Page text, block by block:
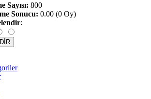
Sayısı: 800
Sonucu: 0.00 (0 Oy)
: